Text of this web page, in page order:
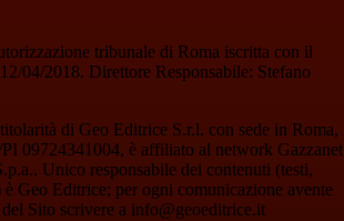
tribunale di Roma iscritta con il
04/2018. Direttore Responsabile: Stefano
di Geo Editrice S.r.l. con sede in Roma,
09724341004, è affiliato al network Gazzanet
Unico responsabile dei contenuti (testi,
Geo Editrice; per ogni comunicazione avente
Sito scrivere a info@geoeditrice.it